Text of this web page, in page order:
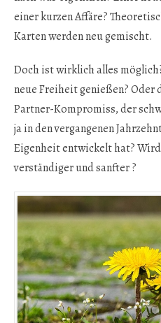
einer kurzen Affäre?
Karten werden neu gemischt.
Doch ist wirklich alles
neue Freiheit genießen? Oder
Partner-Kompromiss, der
ja in den vergangenen
Eigenheit entwickelt hat?
verständiger und sanfter ?